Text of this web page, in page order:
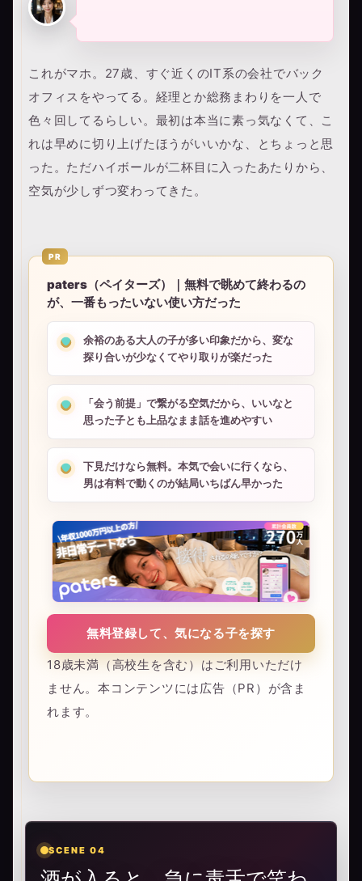
これがマホ。27歳、すぐ近くのIT系の会社でバック
オフィスをやってる。経理とか総務まわりを一人で
色々回してるらしい。最初は本当に素っ気なくて、こ
れは早めに切り上げたほうがいいかな、とちょっと思
った。ただハイボールが二杯目に入ったあたりから、
空気が少しずつ変わってきた。
PR
paters（ペイターズ）｜無料で眺めて終わるの
が、一番もったいない使い方だった
余裕のある大人の子が多い印象だから、変な
探り合いが少なくてやり取りが楽だった
「会う前提」で繋がる空気だから、いいなと
思った子とも上品なまま話を進めやすい
下見だけなら無料。本気で会いに行くなら、
男は有料で動くのが結局いちばん早かった
無料登録して、気になる子を探す
18歳未満（高校生を含む）はご利用いただけ
ません。本コンテンツには広告（PR）が含ま
れます。
SCENE 04